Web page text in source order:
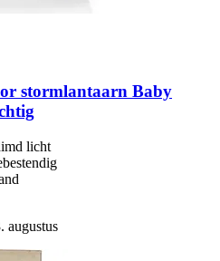
stormlantaarn Baby
licht
augustus